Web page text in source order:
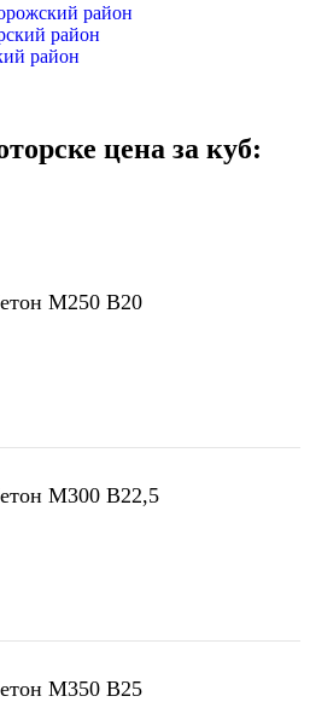
район
район
район
цена за куб:
М250 В20
М300 В22,5
М350 В25